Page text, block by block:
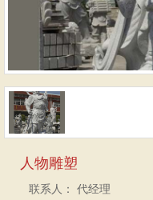
人物雕塑
联系人：
代经理